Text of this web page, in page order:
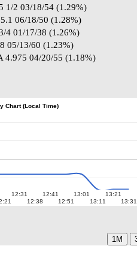
1/2 03/18/54 (1.29%)
06/18/50 (1.28%)
4 01/17/38 (1.26%)
05/13/60 (1.23%)
4.975 04/20/55 (1.18%)
Chart (Local Time)
12:31
12:38
12:41
12:51
13:01
13:11
13:21
13:31